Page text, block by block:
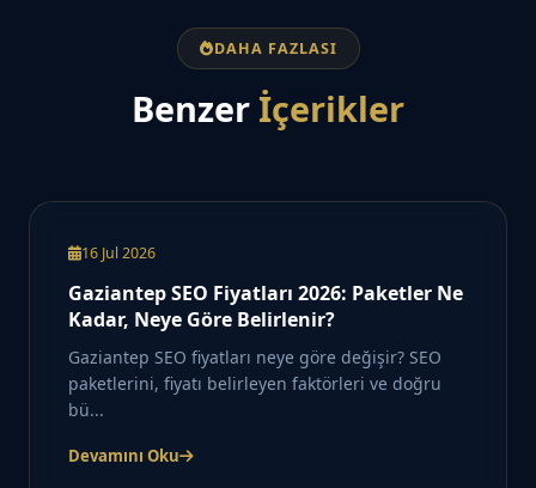
DAHA FAZLASI
Benzer İçerikler
16 Jul 2026
Gaziantep SEO Fiyatları 2026: Paketler Ne
Kadar, Neye Göre Belirlenir?
Gaziantep SEO fiyatları neye göre değişir? SEO
paketlerini, fiyatı belirleyen faktörleri ve doğru
bü...
Devamını Oku